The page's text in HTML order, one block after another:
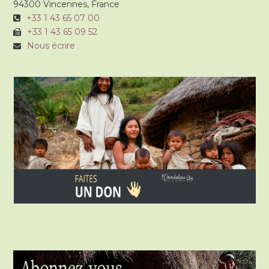
94300 Vincennes, France
+33 1 43 65 07 00
+33 1 43 65 09 52
Nous écrire